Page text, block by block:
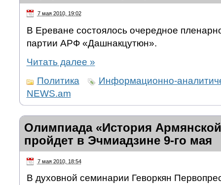
7 мая 2010, 19:02
В Ереване состоялось очередное
партии АРФ «Дашнакцутюн».
Читать далее »
Политика
Информационно-
NEWS.am
Олимпиада «История
пройдет в Эчмиадзине 9-го мая
7 мая 2010, 18:54
В духовной семинарии Геворкян